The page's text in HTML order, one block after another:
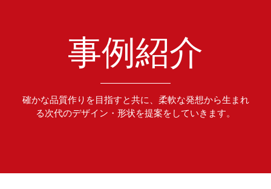
事例紹介
確かな品質作りを目指すと共に、柔軟な発想から生まれ
る次代のデザイン・形状を提案をしていきます。